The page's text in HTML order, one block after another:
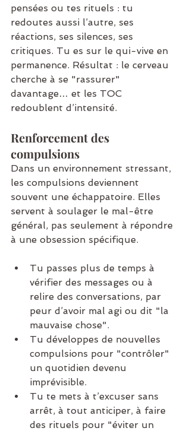
pensées ou tes rituels : tu
redoutes aussi l’autre, ses
réactions, ses silences, ses
critiques. Tu es sur le qui-vive en
permanence. Résultat : le cerveau
cherche à se "rassurer"
davantage… et les TOC
redoublent d’intensité.
Renforcement des
compulsions
Dans un environnement stressant,
les compulsions deviennent
souvent une échappatoire. Elles
servent à soulager le mal-être
général, pas seulement à répondre
à une obsession spécifique.
Tu passes plus de temps à
vérifier des messages ou à
relire des conversations, par
peur d’avoir mal agi ou dit "la
mauvaise chose".
Tu développes de nouvelles
compulsions pour "contrôler"
un quotidien devenu
imprévisible.
Tu te mets à t’excuser sans
arrêt, à tout anticiper, à faire
des rituels pour "éviter un